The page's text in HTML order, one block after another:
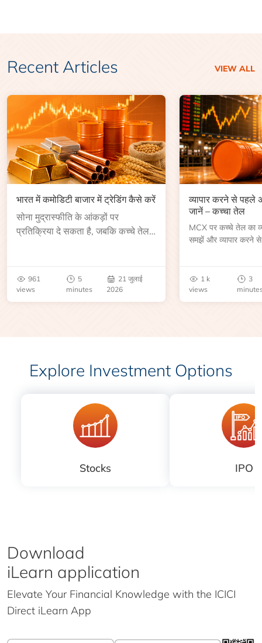
Recent Articles VIEW ALL
भारत में कमोडिटी बाजार में ट्रेडिंग कैसे करें
सोना मुद्रास्फीति के आंकड़ों पर
प्रतिक्रिया दे सकता है, जबकि कच्चे तेल
961
views
5
minutes
21 जुलाई
2026
व्यापार करने से पहले
जानें – कच्चा तेल
MCX पर कच्चे तेल का
समझें और व्यापार करने
जानें।1 k
views
3
Explore Investment Options
Stocks IPO
Download
iLearn application
Elevate Your Financial Knowledge with the ICICI
Direct iLearn App